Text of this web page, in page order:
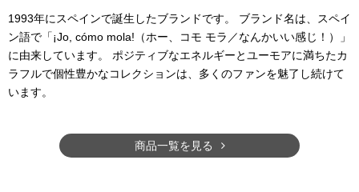
1993年にスペインで誕生したブランドです。 ブランド名は、スペイ
ン語で「¡Jo, cómo mola!（ホー、コモ モラ／なんかいい感じ！）」
に由来しています。 ポジティブなエネルギーとユーモアに満ちたカ
ラフルで個性豊かなコレクションは、多くのファンを魅了し続けて
います。
商品一覧を見る